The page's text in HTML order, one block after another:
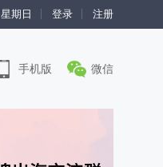
星期日 登录 注册
手机版 微信